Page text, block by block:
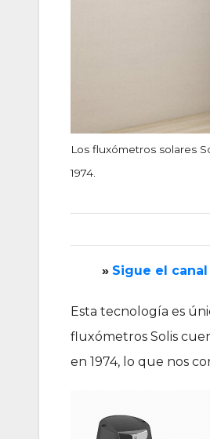
Los fluxómetros solares
1974.
» ‎Sigue el
Esta tecnología es
fluxómetros Solis
en 1974, lo que nos